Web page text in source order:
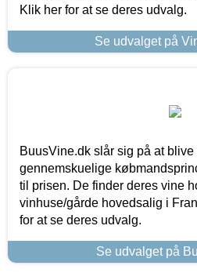
Klik her for at se deres udvalg.
Se udvalget på
BuusVine.dk slår sig på at
gennemskuelige
til prisen. De finder deres vine
vinhuse/gårde hovedsalig i
for at se deres udvalg.
Se udvalget på